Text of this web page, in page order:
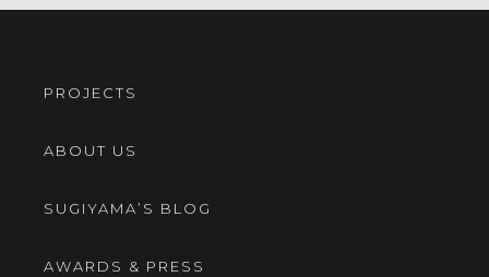
PROJECTS
ABOUT US
SUGIYAMA’S BLOG
AWARDS & PRESS